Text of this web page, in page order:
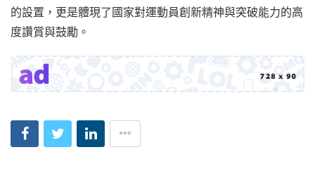
的設置，更是體現了國家對運動員創新精神與突破能力的高
度讚賞與鼓勵。